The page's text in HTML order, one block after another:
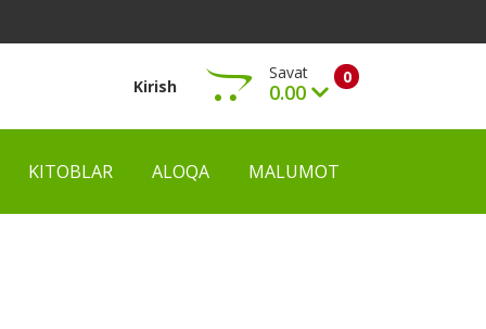
Kirish 0
Savat
0.00
Ko‘rish
KITOBLAR ALOQA MALUMOT